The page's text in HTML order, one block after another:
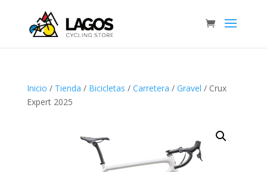
Inicio / Tienda / Bicicletas / Carretera / Gravel / Crux
Expert 2025